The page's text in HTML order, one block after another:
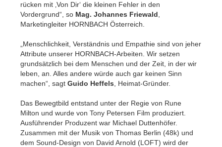
rücken mit ‚Von Dir‘ die kleinen Fehler in den
Vordergrund“, so Mag. Johannes Friewald
Marketingleiter HORNBACH Österreich.
„Menschlichkeit, Verständnis und Empathie sind von jeher
Attribute unserer HORNBACH-Arbeiten. Wir setzen
grundsätzlich bei dem Menschen und der Zeit, in der wir
leben, an. Alles andere würde auch gar keinen Sinn
machen“, sagt Guido Heffels , Heimat-Gründer.
Das Bewegtbild entstand unter der Regie von Rune
Milton und wurde von Tony Petersen Film produziert.
Ausführender Produzent war Michael Duttenhöfer.
Zusammen mit der Musik von Thomas Berlin (48k) und
dem Sound-Design von David Arnold (LOFT) wird der